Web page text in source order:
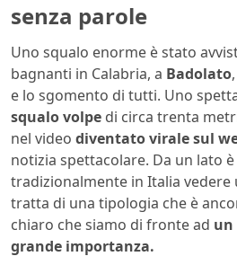
senza parole
Uno squalo enorme è stato
bagnanti in Calabria, a Badolato
e lo sgomento di tutti. Uno
squalo volpe di circa trenta
nel video diventato virale sul
notizia spettacolare. Da un lato
tradizionalmente in Italia vedere
tratta di una tipologia che è
chiaro che siamo di fronte ad un
grande importanza.